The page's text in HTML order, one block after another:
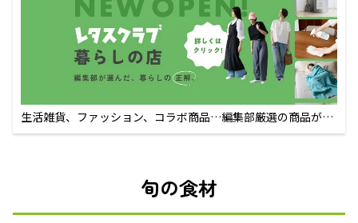
生活雑貨、ファッション、コラボ商品…編集部厳選の商品が買
えるECサイト
旬の食材